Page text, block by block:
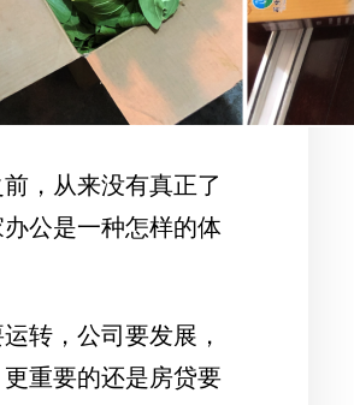
，从来没有真正了
公是一种怎样的体
转，公司要发展，
更重要的还是房贷要